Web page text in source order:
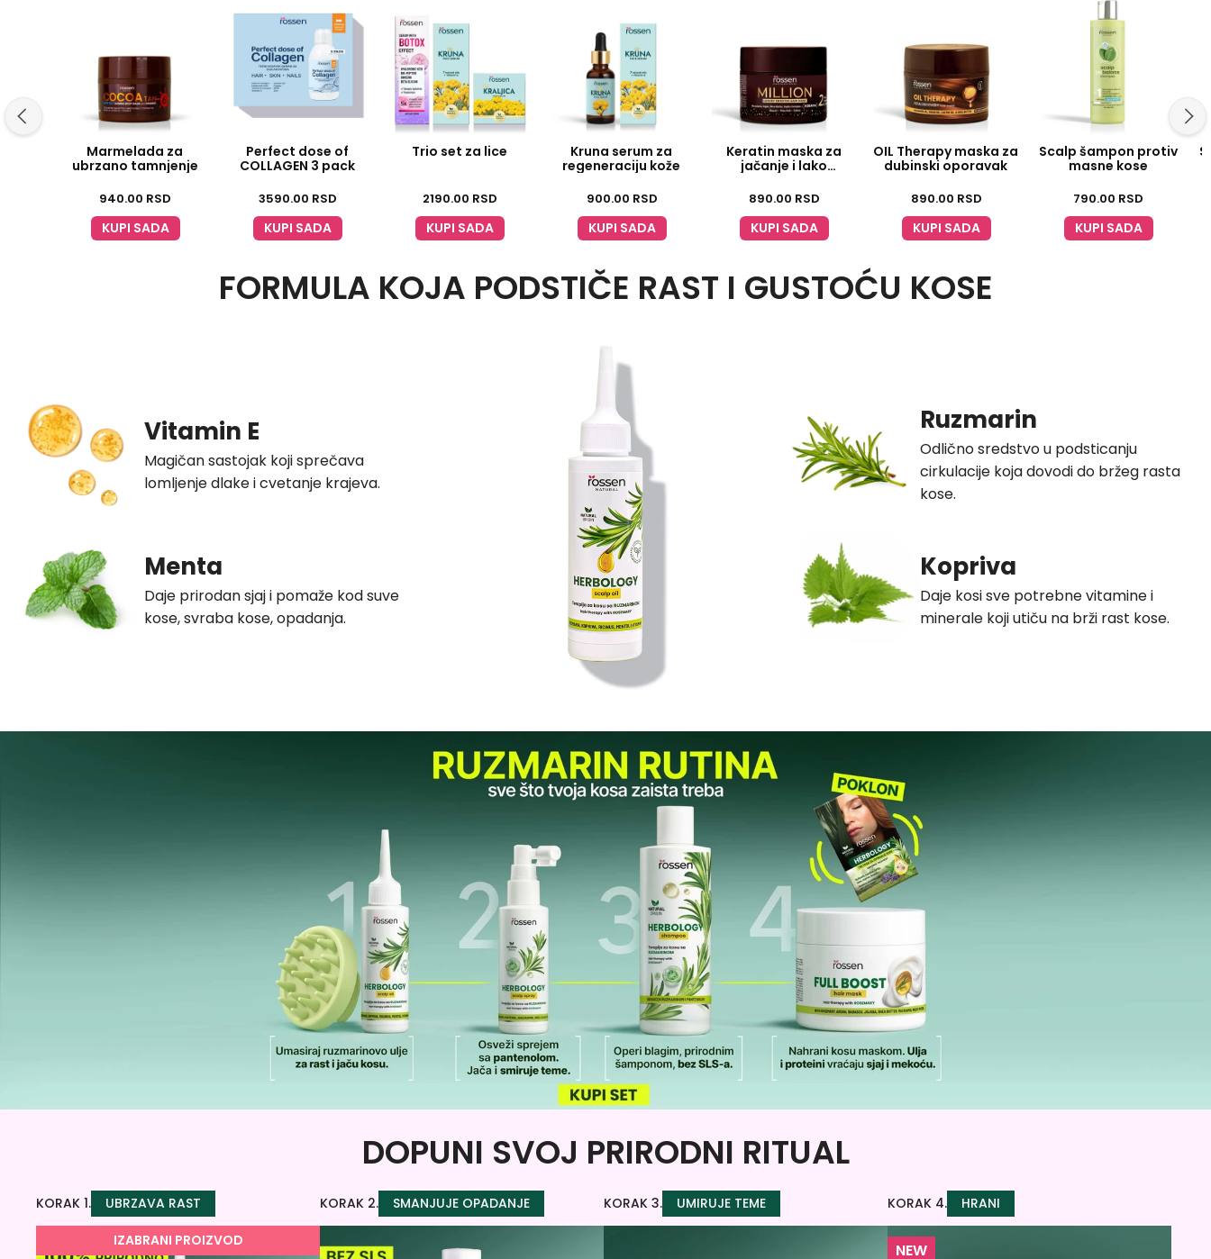
Marmelada za
ubrzano tamnjenje
940.00 RSD
KUPI SADA
Perfect dose of
COLLAGEN 3 pack
3590.00 RSD
KUPI SADA
Trio set za lice
2190.00 RSD
KUPI SADA
Kruna serum za
regeneraciju kože
900.00 RSD
KUPI SADA
Keratin maska za
jačanje i lako
890.00 RSD
KUPI SADA
OIL Therapy maska za
dubinski oporavak
890.00 RSD
KUPI SADA
Scalp šampon protiv
masne kose
790.00 RSD
KUPI SADA
FORMULA KOJA PODSTIČE RAST I GUSTOĆU KOSE
Vitamin E
Magičan sastojak koji sprečava
lomljenje dlake i cvetanje krajeva.
Menta
Daje prirodan sjaj i pomaže kod suve
kose, svraba kose, opadanja.
Ruzmarin
Odlično sredstvo u podsticanju
cirkulacije koja dovodi do bržeg rasta
kose.
Kopriva
Daje kosi sve potrebne vitamine i
minerale koji utiču na brži rast kose.
DOPUNI SVOJ PRIRODNI RITUAL
KORAK 1. UBRZAVA RAST
IZABRANI PROIZVOD
KORAK 2. SMANJUJE OPADANJE KORAK 3. UMIRUJE TEME KORAK 4. HRANI
NEW